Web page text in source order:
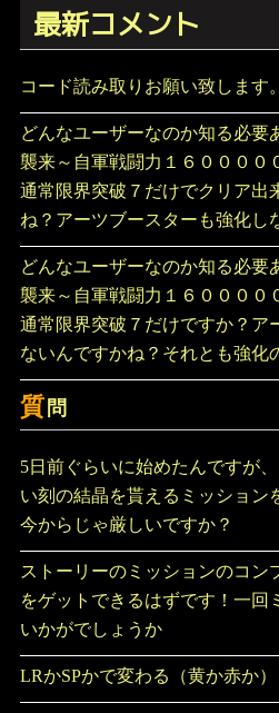
最新コメント
コード読み取りお願い致します。
どんなユーザーなのか知る必要
襲来～自軍戦闘力１６００００
通常限界突破７だけでクリア出
ね？アーツブースターも強化し
どんなユーザーなのか知る必要
襲来～自軍戦闘力１６００００
通常限界突破７だけですか？ア
ないんですかね？それとも強化
質 問
5日前ぐらいに始めたんですが
い刻の結晶を貰えるミッション
今からじゃ厳しいですか？
ストーリーのミッションのコン
をゲットできるはずです！一回
いかがでしょうか
LRかSPかで変わる（黄か赤か）